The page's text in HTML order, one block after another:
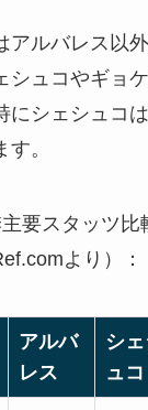
アルバレス以
シュコやギョ
にシェシュコ
。
要スタッツ
より）：
アルバ
レス
シ
ュコ